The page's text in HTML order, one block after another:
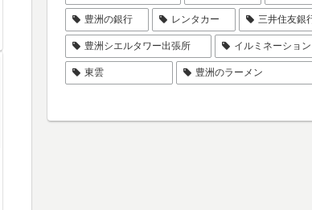
豊洲の銀行 レンタカー 三井住友銀
豊洲シエルタワー出張所 イルミネーション
東雲 豊洲のラーメン